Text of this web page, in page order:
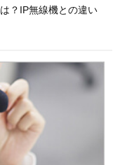
？IP無線機との違い